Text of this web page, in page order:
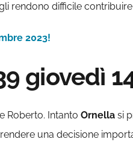
rendono difficile
2023!
giovedì
Roberto. Intanto Ornella si
una decisione